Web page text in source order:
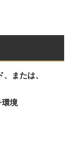
または、
境